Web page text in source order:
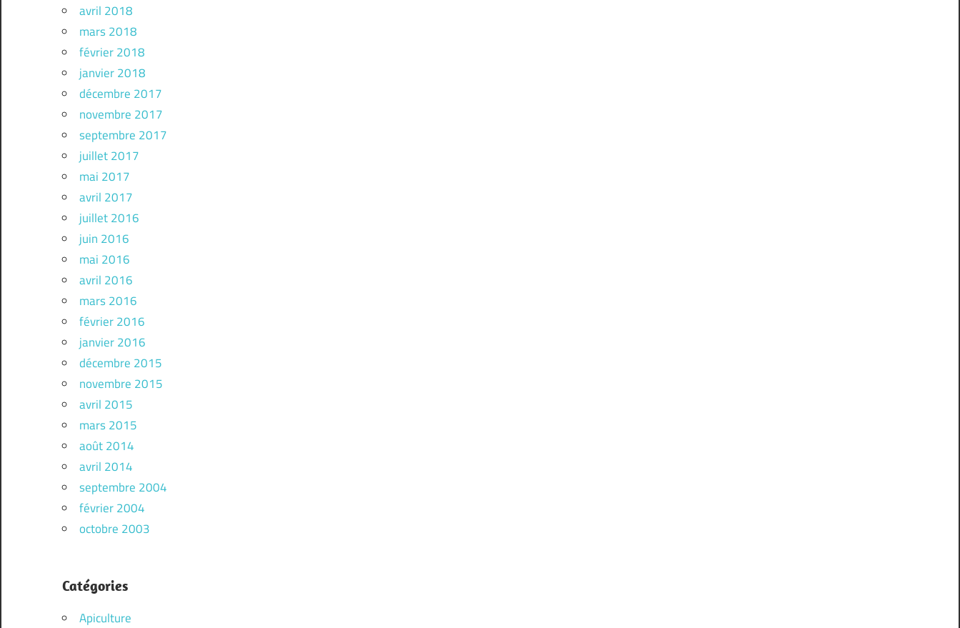
avril 2018
mars 2018
février 2018
janvier 2018
décembre 2017
novembre 2017
septembre 2017
juillet 2017
mai 2017
avril 2017
juillet 2016
juin 2016
mai 2016
avril 2016
mars 2016
février 2016
janvier 2016
décembre 2015
novembre 2015
avril 2015
mars 2015
août 2014
avril 2014
septembre 2004
février 2004
octobre 2003
Catégories
Apiculture